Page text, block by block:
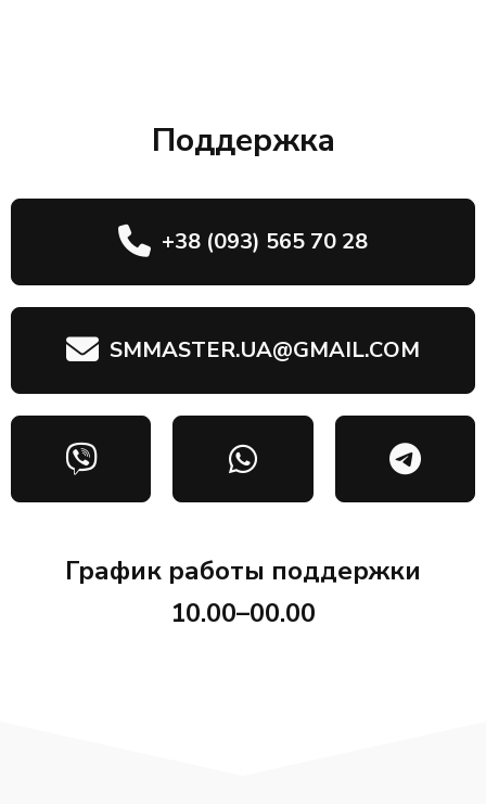
Поддержка
+38 (093) 565 70 28
SMMASTER.UA@GMAIL.COM
График работы поддержки
10.00–00.00